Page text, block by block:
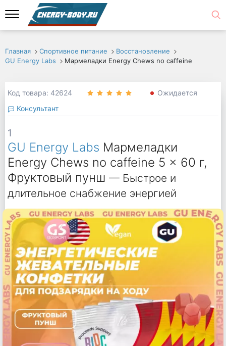
Главная Спортивное питание
Восстановление
GU Energy Labs
Мармеладки Energy Chews no caffeine
Код товара: 42624
Ожидается
Консультант
1
GU Energy Labs Мармеладки
Energy Chews no caffeine 5 x 60 г,
Фруктовый пунш — Быстрое и
длительное снабжение энергией